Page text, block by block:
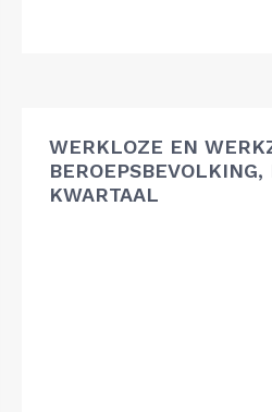
WERKLOZE EN
BEROEPSBEVOLKING,
KWARTAAL